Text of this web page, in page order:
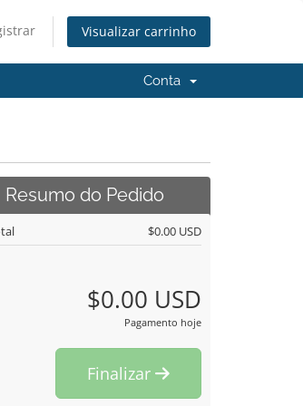
Visualizar carrinho
Conta
Resumo do Pedido
$0.00 USD
$0.00 USD
Pagamento hoje
Finalizar